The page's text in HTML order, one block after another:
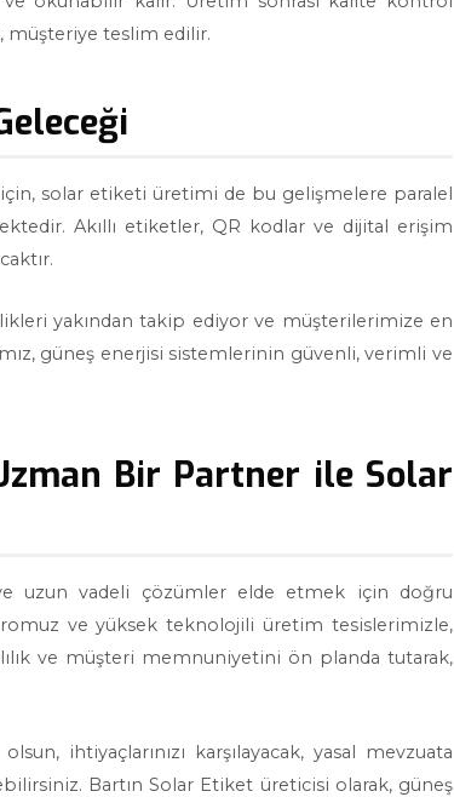
müşteriye teslim edilir.
solar etiketi üretimi de bu gelişmelere paralel
Akıllı etiketler, QR kodlar ve dijital erişim
yakından takip ediyor ve müşterilerimize en
güneş enerjisi sistemlerinin güvenli, verimli ve
Bir Partner ile Solar
uzun vadeli çözümler elde etmek için doğru
ve yüksek teknolojili üretim tesislerimizle,
ve müşteri memnuniyetini ön planda tutarak,
ihtiyaçlarınızı karşılayacak, yasal mevzuata
Bartın Solar Etiket üreticisi olarak, güneş